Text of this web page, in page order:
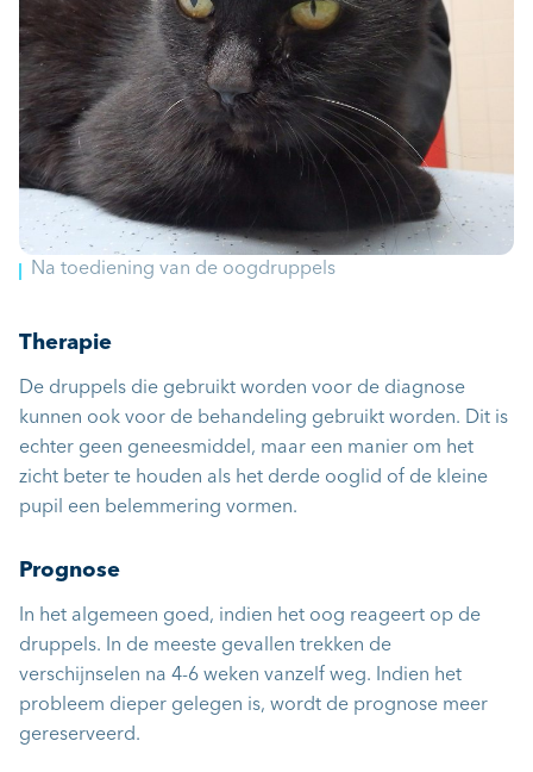
Na toediening van de oogdruppels
Therapie
De druppels die gebruikt worden voor de diagnose
kunnen ook voor de behandeling gebruikt worden. Dit is
echter geen geneesmiddel, maar een manier om het
zicht beter te houden als het derde ooglid of de kleine
pupil een belemmering vormen.
Prognose
In het algemeen goed, indien het oog reageert op de
druppels. In de meeste gevallen trekken de
verschijnselen na 4-6 weken vanzelf weg. Indien het
probleem dieper gelegen is, wordt de prognose meer
gereserveerd.